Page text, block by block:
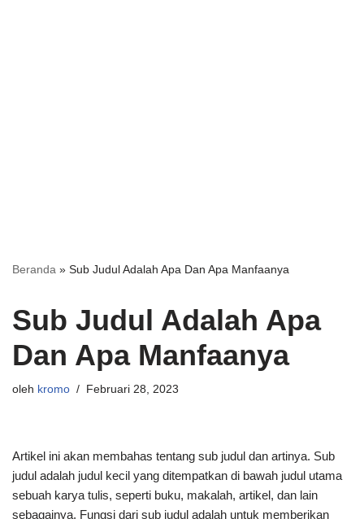
Beranda » Sub Judul Adalah Apa Dan Apa Manfaanya
Sub Judul Adalah Apa
Dan Apa Manfaanya
oleh kromo Februari 28, 2023
Artikel ini akan membahas tentang sub judul dan artinya. Sub
judul adalah judul kecil yang ditempatkan di bawah judul utama
sebuah karya tulis, seperti buku, makalah, artikel, dan lain
sebagainya. Fungsi dari sub judul adalah untuk memberikan